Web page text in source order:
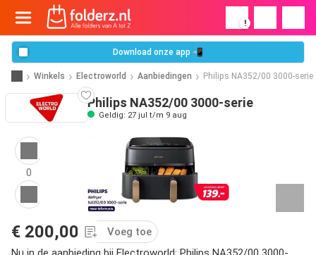
!
Download onze app 📲
Winkels Electroworld Aanbiedingen Philips NA352/00 3000-serie
Philips NA352/00 3000-serie
Geldig: 27 jul t/m 9 aug
0
€ 200,00
Voeg toe